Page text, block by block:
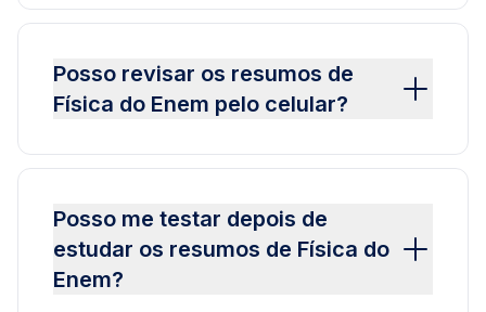
Posso revisar os resumos de
Física do Enem pelo celular?
Posso me testar depois de
estudar os resumos de Física do
Enem?